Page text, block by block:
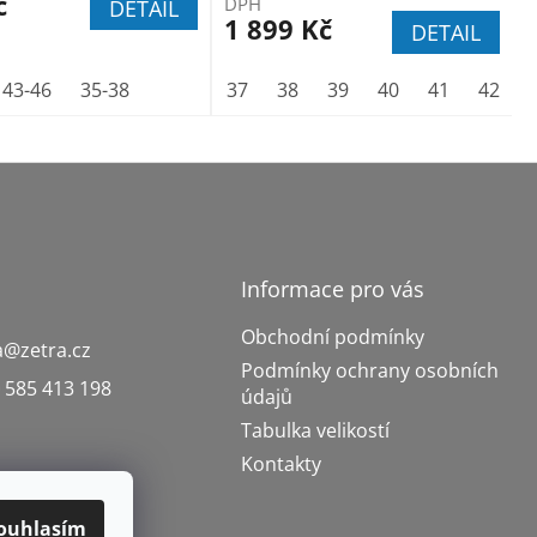
49 50
45 46 47
DETAIL
43-46 35-38
1 899 Kč DETAIL
37 38 39 40 41 42
@zetra.cz
413 198
Informace pro vás
Obchodní podmínky
Podmínky ochrany osobních
údajů
Tabulka velikostí
Kontakty